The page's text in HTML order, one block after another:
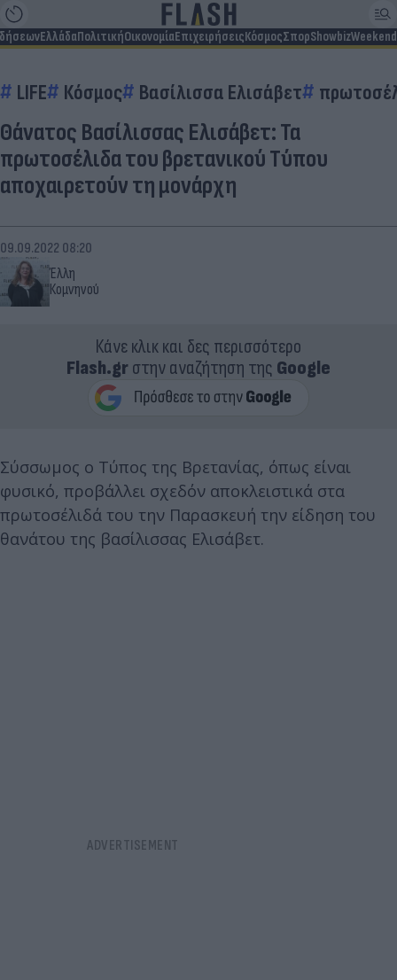
ΕλλάδαΠολιτικήΟικονομίαΕπιχειρήσειςΚόσμοςΣπορShowbizWeekend
LIFE Κόσμος Βασίλισσα Ελισάβετ
Θάνατος Βασίλισσας Ελισάβετ: Τα
πρωτοσέλιδα του βρετανικού Τύπου
αποχαιρετούν τη μονάρχη
Έλλη
Κομνηνού
09.09.2022 08:20
Κάνε κλικ και δες περισσότερο
Flash.grστην αναζήτηση της Google
Σύσσωμος ο Τύπος της Βρετανίας, όπως είναι
φυσικό, προβάλλει σχεδόν αποκλειστικά στα
πρωτοσέλιδά του την Παρασκευή την είδηση του
θανάτου της βασίλισσας Ελισάβετ.